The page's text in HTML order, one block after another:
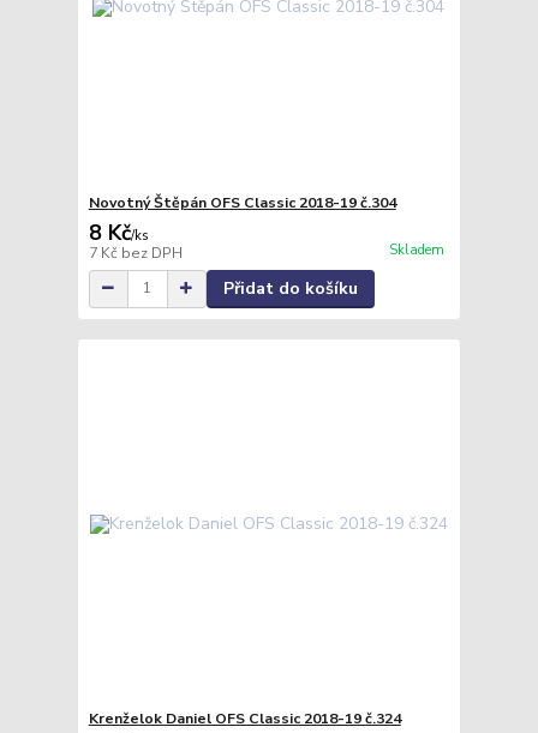
Novotný Štěpán OFS Classic 2018-19 č.304
8 Kč/ks
7 Kč bez DPH Skladem
Přidat do košíku
Krenželok Daniel OFS Classic 2018-19 č.324